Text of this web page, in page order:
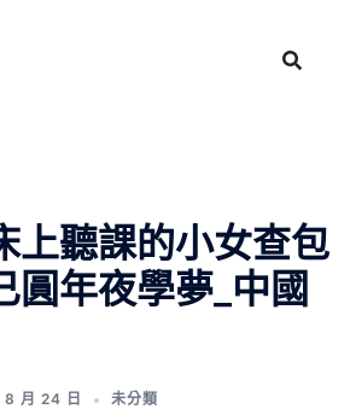
上聽課的小女查包
圓年夜學夢_中國
月 24 日 未分類